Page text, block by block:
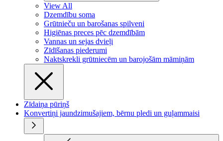
View All
Dzemdību soma
Grūtnieču un barošanas spilveni
Higiēnas preces pēc dzemdībām
Vannas un sejas dvieļi
Zīdīšanas piederumi
Naktskrekli grūtniecēm un barojošām māmiņām
Zīdaiņa pūriņš
Konvertiņi jaundzimušajiem, bērnu pledi un guļammaisi